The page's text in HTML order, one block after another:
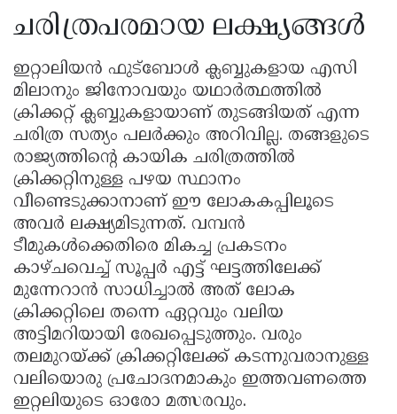
ചരിത്രപരമായ ലക്ഷ്യങ്ങൾ
ഇറ്റാലിയൻ ഫുട്ബോൾ ക്ലബ്ബുകളായ എസി
മിലാനും ജിനോവയും യഥാർത്ഥത്തിൽ
ക്രിക്കറ്റ് ക്ലബ്ബുകളായാണ് തുടങ്ങിയത് എന്ന
ചരിത്ര സത്യം പലർക്കും അറിവില്ല. തങ്ങളുടെ
രാജ്യത്തിന്റെ കായിക ചരിത്രത്തിൽ
ക്രിക്കറ്റിനുള്ള പഴയ സ്ഥാനം
വീണ്ടെടുക്കാനാണ് ഈ ലോകകപ്പിലൂടെ
അവർ ലക്ഷ്യമിടുന്നത്. വമ്പൻ
ടീമുകൾക്കെതിരെ മികച്ച പ്രകടനം
കാഴ്ചവെച്ച് സൂപ്പർ എട്ട് ഘട്ടത്തിലേക്ക്
മുന്നേറാൻ സാധിച്ചാൽ അത് ലോക
ക്രിക്കറ്റിലെ തന്നെ ഏറ്റവും വലിയ
അട്ടിമറിയായി രേഖപ്പെടുത്തും. വരും
തലമുറയ്ക്ക് ക്രിക്കറ്റിലേക്ക് കടന്നുവരാനുള്ള
വലിയൊരു പ്രചോദനമാകും ഇത്തവണത്തെ
ഇറ്റലിയുടെ ഓരോ മത്സരവും.